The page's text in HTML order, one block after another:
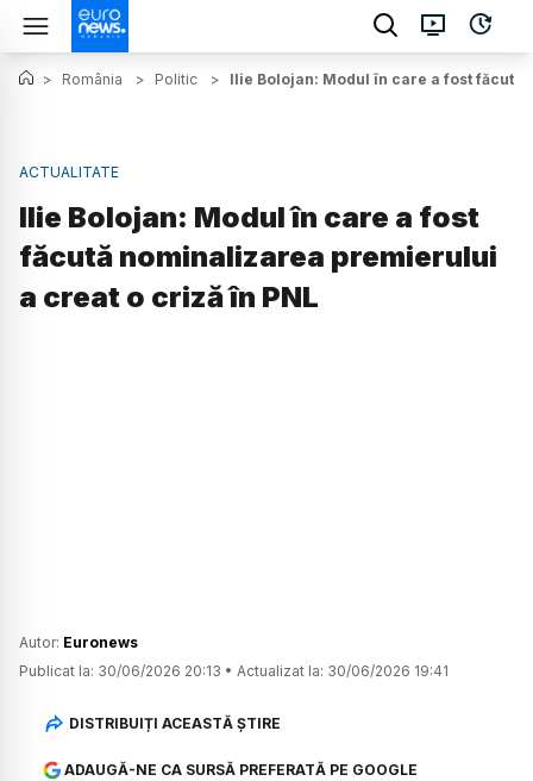
> România > Politic > Ilie Bolojan: Modul în care a fost
ACTUALITATE
Ilie Bolojan: Modul în care a fost
făcută nominalizarea premierului
a creat o criză în PNL
Autor: Euronews
Publicat la: 30/06/2026 20:13 • Actualizat la: 30/06/2026 19:41
DISTRIBUIȚI ACEASTĂ ȘTIRE
ADAUGĂ-NE CA SURSĂ PREFERATĂ PE GOOGLE